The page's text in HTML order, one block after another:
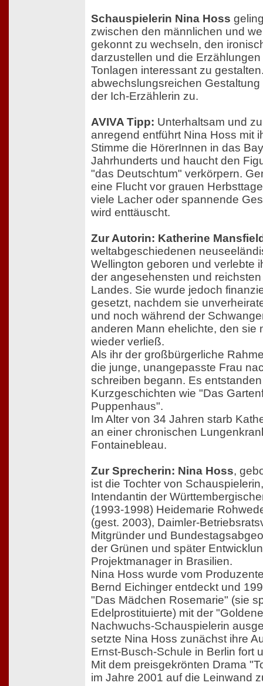
Schauspielerin Nina Hoss
zwischen den männlichen und
gekonnt zu wechseln, den
darzustellen und die
Tonlagen interessant zu
abwechslungsreichen
der Ich-Erzählerin zu.
AVIVA Tipp: Unterhaltsam und
anregend entführt Nina Hoss mit
Stimme die HörerInnen in das
Jahrhunderts und haucht den
"das Deutschtum" verkörpern.
eine Flucht vor grauen
viele Lacher oder spannende
wird enttäuscht.
Zur Autorin: Katherine
weltabgeschiedenen
Wellington geboren und verlebte
der angesehensten und
Landes. Sie wurde jedoch
gesetzt, nachdem sie
und noch während der
anderen Mann ehelichte, den sie
wieder verließ.
Als ihr der großbürgerliche
die junge, unangepasste Frau
schreiben begann. Es
Kurzgeschichten wie "Das
Puppenhaus".
Im Alter von 34 Jahren starb
an einer chronischen
Fontainebleau.
Zur Sprecherin: Nina Hoss,
ist die Tochter von
Intendantin der
(1993-1998) Heidemarie
(gest. 2003), Daimler-
Mitgründer und
der Grünen und später
Projektmanager in Brasilien.
Nina Hoss wurde vom
Bernd Eichinger entdeckt und
"Das Mädchen Rosemarie" (sie
Edelprostituierte) mit der
Nachwuchs-Schauspielerin
setzte Nina Hoss zunächst ihre
Ernst-Busch-Schule in Berlin fort
Mit dem preisgekrönten Drama
im Jahre 2001 auf die Leinwand